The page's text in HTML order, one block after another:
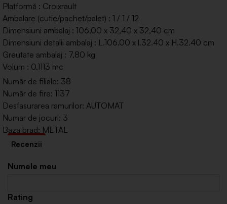
Platformă : Croixrault
Ambalare (cutie/pachet/palet) : 1 / 1 / 12
Dimensiuni ambalaj : 106,00 x 32,40 x 32,40 cm
Dimensiuni detalii ambalaj : L.106.00 x l.32.40 x H.32.40 cm
Greutate ambalaj : 7,80 kg
Volum : 0,1113 mc
Număr de filiale: 38
Număr de fire: 1137
Desfasurarea ramurilor: AUTOMAT
Numar de jocuri: 3
Baza brad: METAL
Numele meu
Rating